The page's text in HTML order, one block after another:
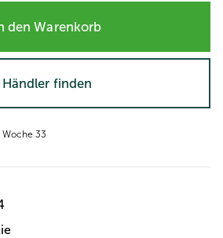
den Warenkorb
Händler finden
Woche 33